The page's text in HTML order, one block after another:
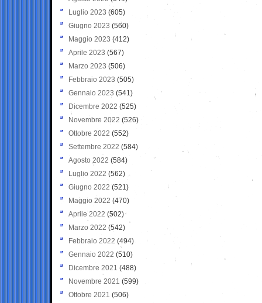
Luglio 2023 (605)
Giugno 2023 (560)
Maggio 2023 (412)
Aprile 2023 (567)
Marzo 2023 (506)
Febbraio 2023 (505)
Gennaio 2023 (541)
Dicembre 2022 (525)
Novembre 2022 (526)
Ottobre 2022 (552)
Settembre 2022 (584)
Agosto 2022 (584)
Luglio 2022 (562)
Giugno 2022 (521)
Maggio 2022 (470)
Aprile 2022 (502)
Marzo 2022 (542)
Febbraio 2022 (494)
Gennaio 2022 (510)
Dicembre 2021 (488)
Novembre 2021 (599)
Ottobre 2021 (506)